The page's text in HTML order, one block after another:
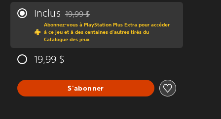
Inclus Remise par rapport au prix d'origine de 19,99 $
19,99 $
Abonnez-vous à PlayStation Plus Extra pour accéder
à ce jeu et à des centaines d'autres tirés du
Catalogue des jeux
19,99 $
S'abonner